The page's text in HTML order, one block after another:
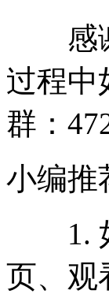
感谢
过程中
群：
小编推
1. 如
页、观